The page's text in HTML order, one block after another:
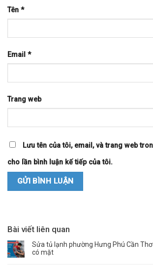
Tên *
Email *
Trang web
Lưu tên của tôi, email, và trang web
cho lần bình luận kế tiếp của tôi.
Bài viết liên quan
Sửa tủ lạnh phường Hưng Phú Cần
có mặt